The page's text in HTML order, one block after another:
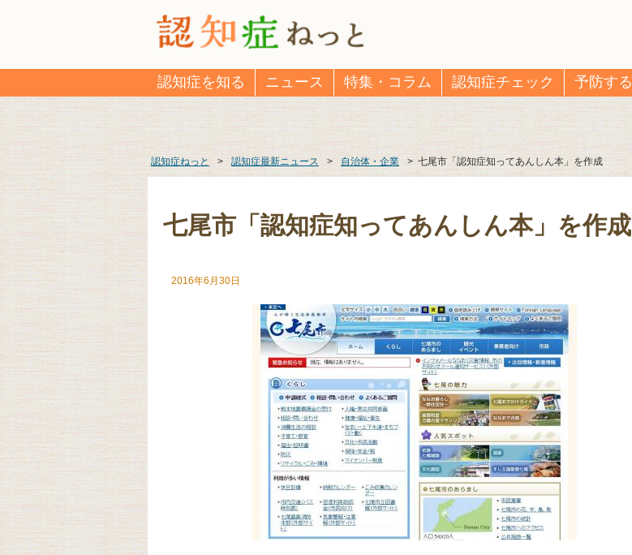
認知症を知る ニュース 特集・コラム 認知症チェック 予防する
認知症ねっと > 認知症最新ニュース > 自治体・企業 > 七尾市「認知症知ってあんしん本」を作成
七尾市「認知症知ってあんしん本」を作成
2016年6月30日